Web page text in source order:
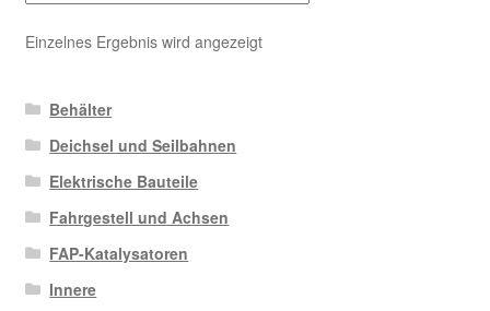
Einzelnes Ergebnis wird angezeigt
Behälter
Deichsel und Seilbahnen
Elektrische Bauteile
Fahrgestell und Achsen
FAP-Katalysatoren
Innere